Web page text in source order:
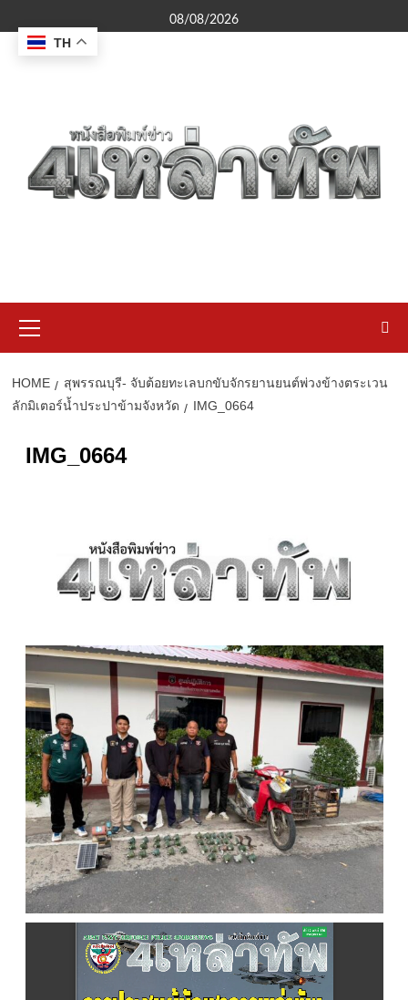
to
content
08/08/2026
Menu
HOME
สุพรรณบุรี- จับต้อยทะเลบกขับจักรยานยนต์พ่วงข้างตระเวน
ลักมิเตอร์น้ำประปาข้ามจังหวัด
IMG_0664
IMG_0664
TH